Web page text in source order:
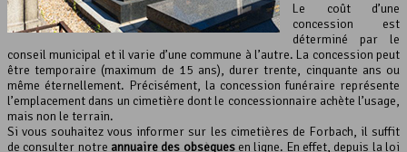
Le coût d’une
concession est
déterminé par le
conseil municipal et il varie d’une commune à l’autre. La concession peut
être temporaire (maximum de 15 ans), durer trente, cinquante ans ou
même éternellement. Précisément, la concession funéraire représente
l’emplacement dans un cimetière dont le concessionnaire achète l’usage,
mais non le terrain.
Si vous souhaitez vous informer sur les cimetières de Forbach, il suffit
de consulter notre annuaire des obsèquesen ligne. En effet, depuis la loi